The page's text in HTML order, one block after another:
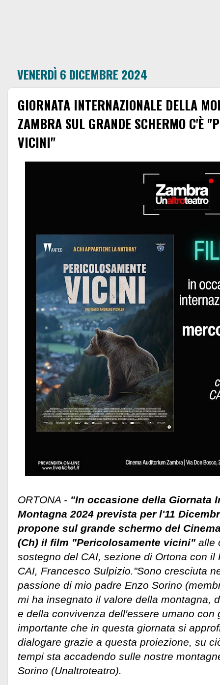
VENERDÌ 6 DICEMBRE 2024
GIORNATA INTERNAZIONALE DELLA
ZAMBRA SUL GRANDE SCHERMO C'È
VICINI"
ORTONA - "In occasione della Giornata
Montagna 2024 prevista per l'11
propone sul grande schermo del
(Ch) il film "Pericolosamente vicini" alle
sostegno del CAI, sezione di Ortona con il
CAI, Francesco Sulpizio. "Sono cresciuta
passione di mio padre Enzo Sorino
mi ha insegnato il valore della montagna,
e della convivenza dell'essere umano con
importante che in questa giornata si
dialogare grazie a questa proiezione, su
tempi sta accadendo sulle nostre
Sorino (Unaltroteatro).